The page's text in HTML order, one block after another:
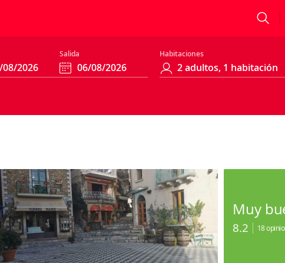
Salida Habitaciones
Muy
8.2 18